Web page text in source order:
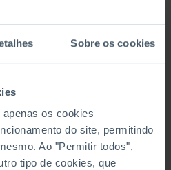
Sobre os cookies
os cookies
do site, permitindo
Ao "Permitir todos",
tipo de cookies, que